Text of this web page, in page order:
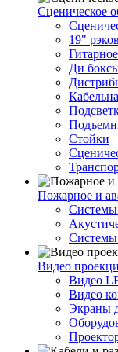
Сценическое
19"
Ди
Стойки
Пожарное и
Видео
Видео
Видео
Экраны